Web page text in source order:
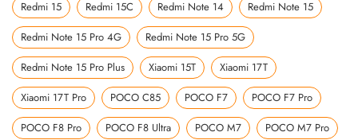
Redmi 15 Redmi 15C Redmi Note 14
Redmi Note 15
Redmi Note 15 Pro 4G
Redmi Note 15 Pro 5G
Redmi Note 15 Pro Plus
Xiaomi 15T
Xiaomi 17T
Xiaomi 17T Pro
POCO C85 POCO F7
POCO F7 Pro
POCO F8 Pro
POCO F8 Ultra POCO M7
POCO M7 Pro